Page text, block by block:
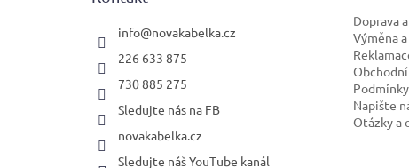
info@novakabelka.cz
226 633 875
730 885 275
Sledujte nás na FB
novakabelka.cz
Sledujte náš YouTube kanál
Doprava
Výměna
Napište
Otázky a